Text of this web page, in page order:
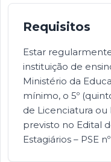
Requisitos
Estar
instituição de
Ministério da
mínimo, o 5º
de Licenciatura
previsto no Edital
Estagiários – PSE